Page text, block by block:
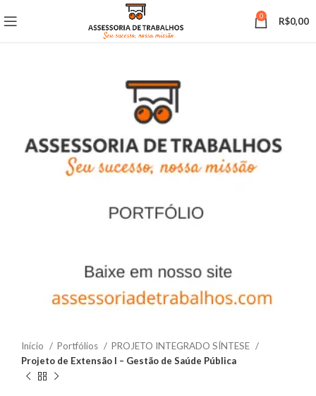
0 R$0,00
Início Portfólios
PROJETO INTEGRADO SÍNTESE
Projeto de Extensão I – Gestão de Saúde Pública